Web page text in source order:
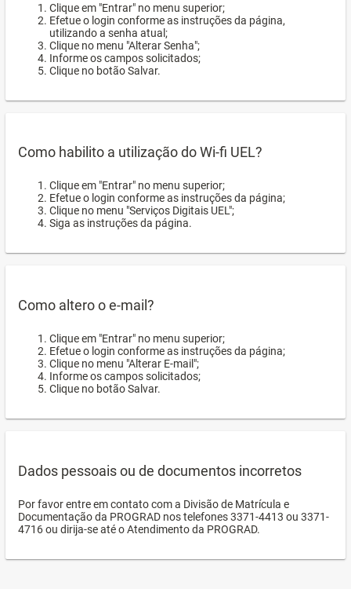
Clique em "Entrar" no menu superior;
Efetue o login conforme as instruções da página,
utilizando a senha atual;
Clique no menu "Alterar Senha";
Informe os campos solicitados;
Clique no botão Salvar.
Como habilito a utilização do Wi-fi UEL?
Clique em "Entrar" no menu superior;
Efetue o login conforme as instruções da página;
Clique no menu "Serviços Digitais UEL";
Siga as instruções da página.
Como altero o e-mail?
Clique em "Entrar" no menu superior;
Efetue o login conforme as instruções da página;
Clique no menu "Alterar E-mail";
Informe os campos solicitados;
Clique no botão Salvar.
Dados pessoais ou de documentos incorretos
Por favor entre em contato com a Divisão de Matrícula e
Documentação da PROGRAD nos telefones 3371-4413 ou 3371-
4716 ou dirija-se até o Atendimento da PROGRAD.